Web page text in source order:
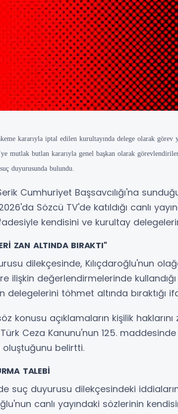
kararıyla iptal edilen kurultayında delege olarak görev
mutlak butlan kararıyla genel başkan olarak
duyurusunda bulundu.
Cumhuriyet Başsavcılığı'na
Sözcü TV'de katıldığı canlı
kendisini ve kurultay
ZAN ALTINDA BIRAKTI"
dilekçesinde, Kılıçdaroğlu'nun
ilişkin değerlendirmelerinde
delegelerini töhmet altında bıraktığı
konusu açıklamaların kişilik
Ceza Kanunu'nun 125.
oluştuğunu belirtti.
TALEBİ
suç duyurusu dilekçesindeki
canlı yayındaki sözlerinin